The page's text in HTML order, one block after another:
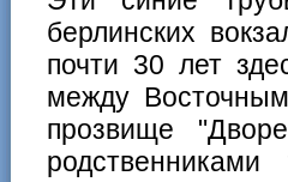
берлинских
почти 30 лет
между
прозвище